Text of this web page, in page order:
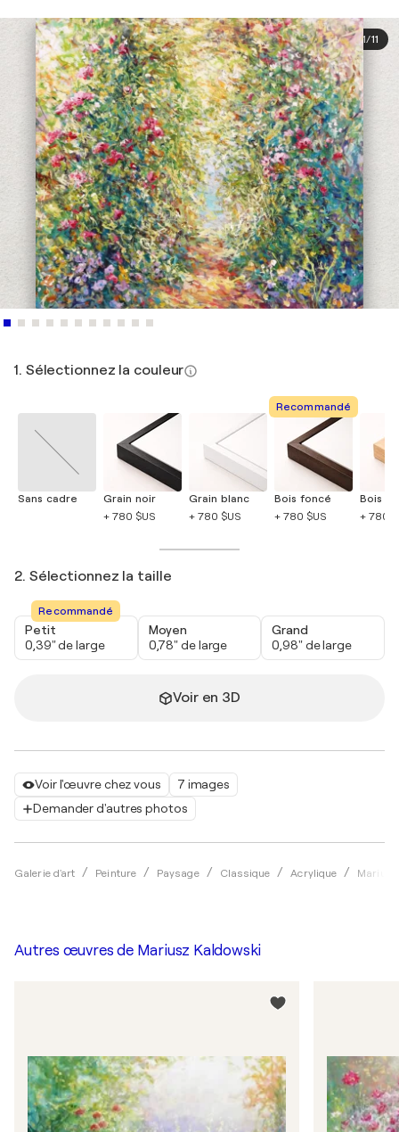
Voir l'œuvre chez vous
7 images
Demander d'autres photos
Galerie d'art Peinture Paysage Classique Acrylique
1/11
1. Sélectionnez la couleur
Sans cadre
Grain noir
+ 780 $US
Grain blanc
+ 780 $US
Recommandé
Bois foncé
+ 780 $US
Bois
+ 780
2. Sélectionnez la taille
Recommandé
Petit
0,39" de large
Moyen
0,78" de large
Grand
0,98" de large
Voir en 3D
Autres œuvres de Mariusz Kaldowski